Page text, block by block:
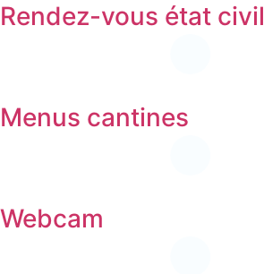
Rendez-vous état civil
Menus cantines
Webcam